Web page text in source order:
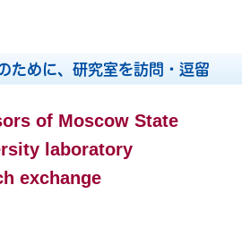
ために、研究室を訪問・逗留
of Moscow State
laboratory
exchange